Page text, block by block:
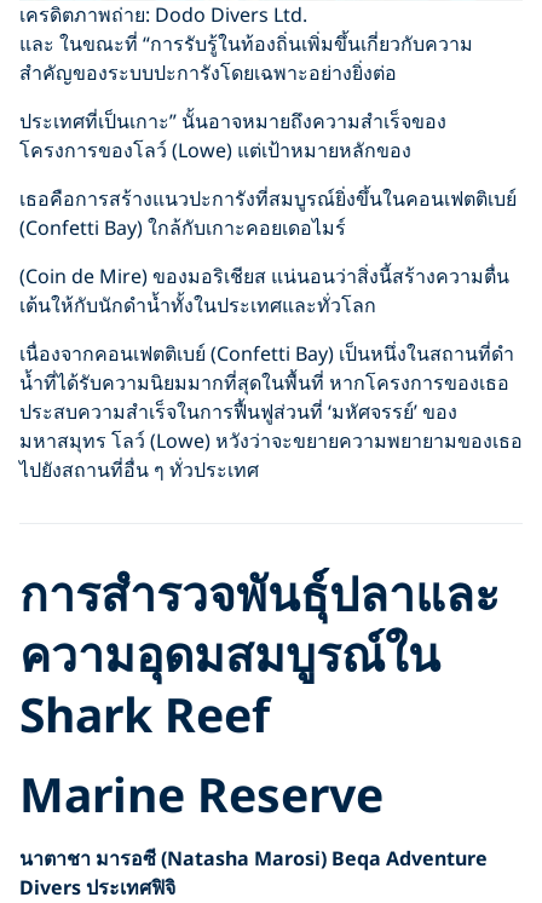
เครดิตภาพถ่าย: Dodo Divers Ltd.
และ ในขณะที่ “การรับรู้ในท้องถิ่นเพิ่มขึ้นเกี่ยวกับความ
สำคัญของระบบปะการังโดยเฉพาะอย่างยิ่งต่อ
ประเทศที่เป็นเกาะ” นั้นอาจหมายถึงความสำเร็จของ
โครงการของโลว์ (Lowe) แต่เป้าหมายหลักของ
เธอคือการสร้างแนวปะการังที่สมบูรณ์ยิ่งขึ้นในคอนเฟตติเบย์
(Confetti Bay) ใกล้กับเกาะคอยเดอไมร์
(Coin de Mire) ของมอริเชียส แน่นอนว่าสิ่งนี้สร้างความตื่น
เต้นให้กับนักดำน้ำทั้งในประเทศและทั่วโลก
เนื่องจากคอนเฟตติเบย์ (Confetti Bay) เป็นหนึ่งในสถานที่ดำ
น้ำที่ได้รับความนิยมมากที่สุดในพื้นที่ หากโครงการของเธอ
ประสบความสำเร็จในการฟื้นฟูส่วนที่ ‘มหัศจรรย์’ ของ
มหาสมุทร โลว์ (Lowe) หวังว่าจะขยายความพยายามของเธอ
ไปยังสถานที่อื่น ๆ ทั่วประเทศ
การสำรวจพันธุ์ปลาและ
ความอุดมสมบูรณ์ใน
Shark Reef
Marine Reserve
นาตาชา มารอซี(Natasha Marosi) Beqa Adventure
Divers ประเทศฟิจิ